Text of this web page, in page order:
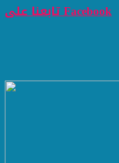
تابعنا على Facebook